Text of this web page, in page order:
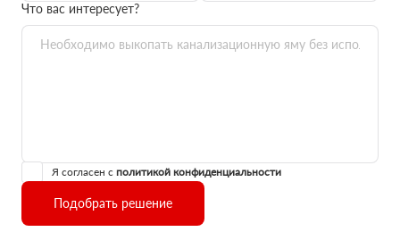
Что вас интересует?
Я согласен с политикой конфиденциальности
Подобрать решение